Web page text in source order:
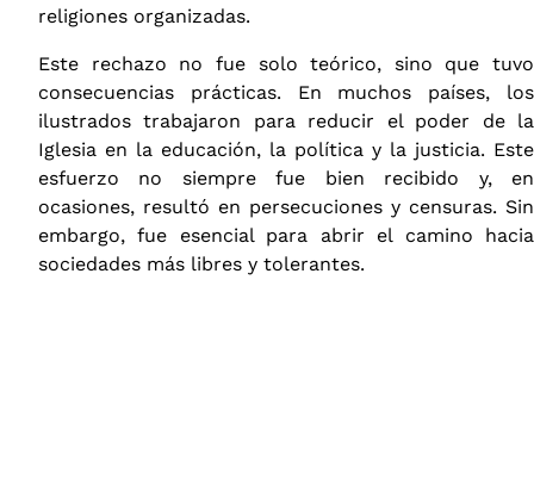
religiones organizadas.
Este rechazo no fue solo teórico, sino que tuvo
consecuencias prácticas. En muchos países, los
ilustrados trabajaron para reducir el poder de la
Iglesia en la educación, la política y la justicia. Este
esfuerzo no siempre fue bien recibido y, en
ocasiones, resultó en persecuciones y censuras. Sin
embargo, fue esencial para abrir el camino hacia
sociedades más libres y tolerantes.